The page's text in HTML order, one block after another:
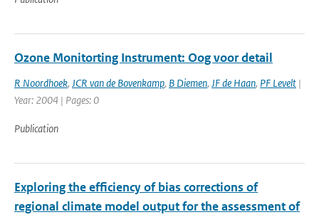
Ozone Monitorting Instrument: Oog voor detail
R Noordhoek, JCR van de Bovenkamp, B Diemen, JF de Haan, PF Levelt |
Year: 2004 | Pages: 0
Publication
Exploring the efficiency of bias corrections of
regional climate model output for the assessment of